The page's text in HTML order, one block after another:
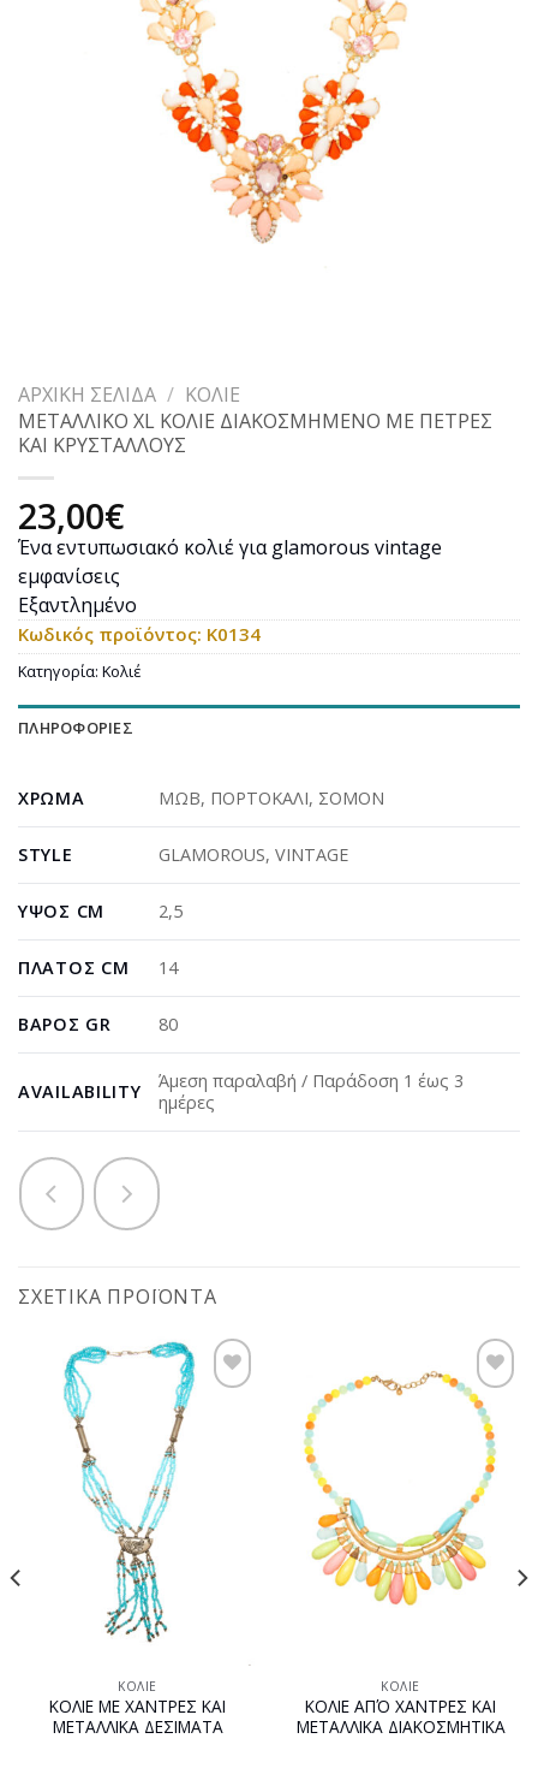
ΑΡΧΙΚΉ ΣΕΛΊΔΑ / ΚΟΛΙΈ
ΜΕΤΑΛΛΙΚΟ XL ΚΟΛΙΕ ΔΙΑΚΟΣΜΗΜΕΝΟ ΜΕ ΠΕΤΡΕΣ
ΚΑΙ ΚΡΥΣΤΑΛΛΟΥΣ
23,00€
Ένα εντυπωσιακό κολιέ για glamorous vintage
εμφανίσεις
Εξαντλημένο
Κωδικός προϊόντος: Κ0134
Κατηγορία: Κολιέ
ΠΛΗΡΟΦΟΡΊΕΣ
ΧΡΏΜΑ ΜΩΒ, ΠΟΡΤΟΚΑΛΙ, ΣΟΜΟΝ
STYLE GLAMOROUS,VINTAGE
ΎΨΟΣ CM 2,5
ΠΛΆΤΟΣ CM 14
ΒΆΡΟΣ GR 80
AVAILABILITY
Άμεση παραλαβή / Παράδοση 1 έως 3
ημέρες
ΣΧΕΤΙΚΆ ΠΡΟΪΌΝΤΑ
Προσθήκη
ΚΟΛΙΈ
ΚΟΛΙΕ ΜΕ ΧΑΝΤΡΕΣ ΚΑΙ
ΜΕΤΑΛΛΙΚΑ ΔΕΣΙΜΑΤΑ
Προσθήκη
στη
wishlist
ΚΟΛΙΈ
ΚΟΛΙΕ ΑΠΌ ΧΑΝΤΡΕΣ ΚΑΙ
ΜΕΤΑΛΛΙΚΑ ΔΙΑΚΟΣΜΗΤΙΚΑ